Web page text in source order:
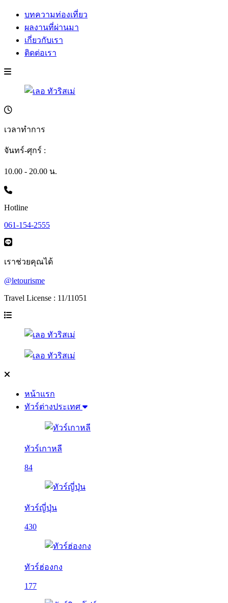
บทความท่องเที่ยว
ผลงานที่ผ่านมา
เกี่ยวกับเรา
ติดต่อเรา
เวลาทำการ
จันทร์-ศุกร์ :
10.00 - 20.00 น.
Hotline
061-154-2555
เราช่วยคุณได้
@letourisme
Travel License : 11/11051
หน้าแรก
ทัวร์ต่างประเทศ
ทัวร์เกาหลี
84
ทัวร์ญี่ปุ่น
430
ทัวร์ฮ่องกง
177